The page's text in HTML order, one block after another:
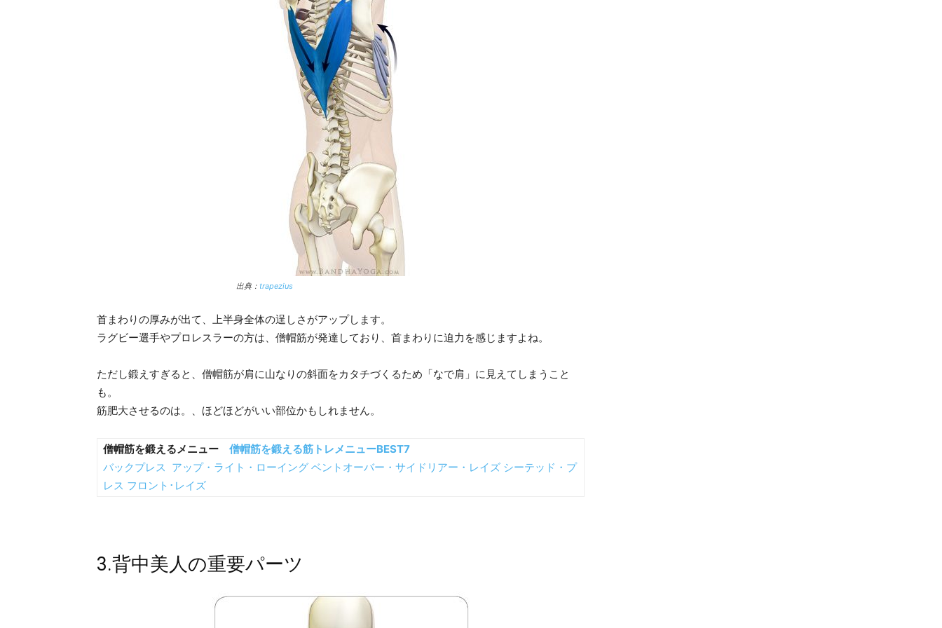
出典： trapezius
首まわりの厚みが出て、上半身全体の逞しさがアップします。
ラグビー選手やプロレスラーの方は、僧帽筋が発達しており、首まわりに迫力を感じますよね。
ただし鍛えすぎると、僧帽筋が肩に山なりの斜面をカタチづくるため「なで肩」に見えてしまうこと
も。
筋肥大させるのは。、ほどほどがいい部位かもしれません。
僧帽筋を鍛えるメニュー 僧帽筋を鍛える筋トレメニューBEST7
バックプレス アップ・ライト・ローイング ベントオーバー・サイドリアー・レイズ シーテッド・プ
レス フロント･レイズ
3.背中美人の重要パーツ